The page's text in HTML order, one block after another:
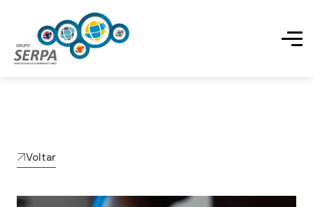
Voltar